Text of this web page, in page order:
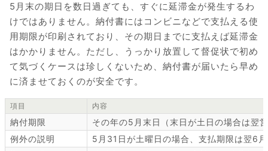
5月末の期日を数日過ぎても、すぐに延滞金が発生するわ
けではありません。納付書にはコンビニなどで支払える使
用期限が印刷されており、その期日までに支払えば延滞金
はかかりません。ただし、うっかり放置して督促状で初め
て気づくケースは珍しくないため、納付書が届いたら早め
に済ませておくのが安全です。
項目 内容
納付期限
その年の5月末日（末日が土日の場合は翌
例外の説明
5月31日が土曜日の場合、支払期限は翌6